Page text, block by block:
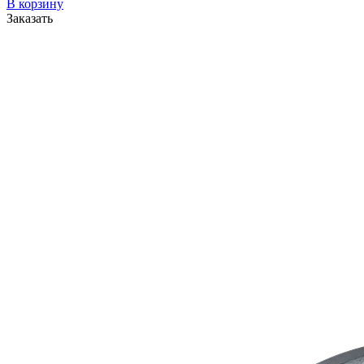
В корзину
Заказать